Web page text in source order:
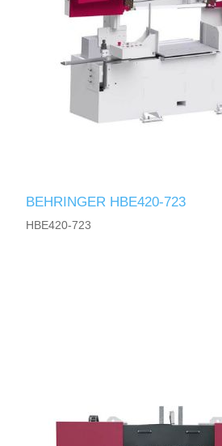
BEHRINGER HBE420-723
HBE420-723